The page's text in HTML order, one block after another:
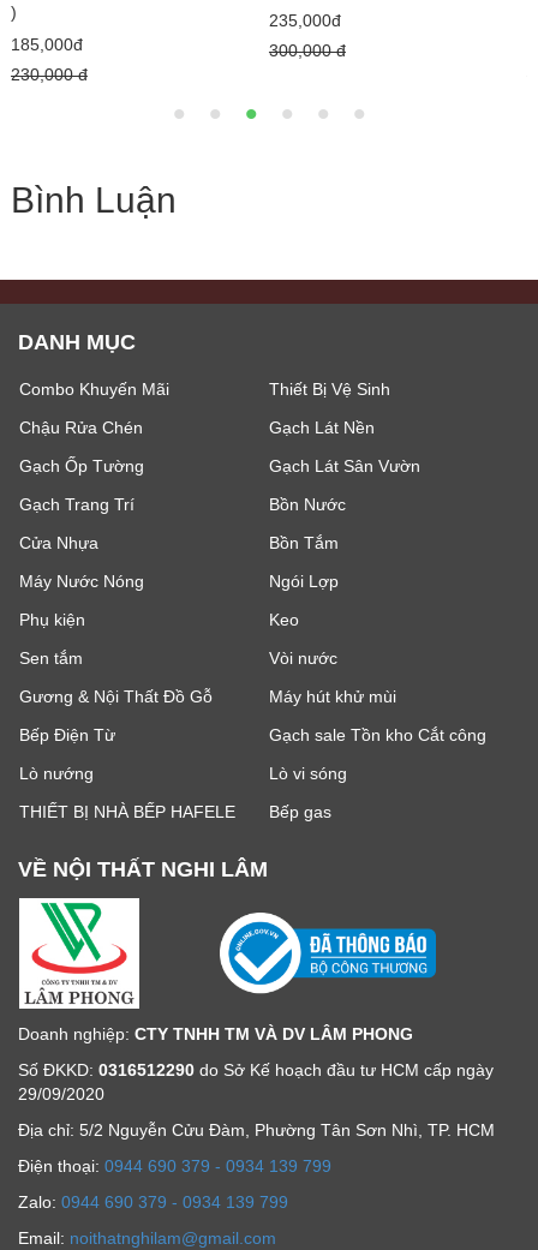
)
185,000đ
230,000 đ
235,000đ
300,000 đ
Bình Luận
DANH MỤC
Combo Khuyến Mãi
Thiết Bị Vệ Sinh
Chậu Rửa Chén
Gạch Lát Nền
Gạch Ốp Tường
Gạch Lát Sân Vườn
Gạch Trang Trí
Bồn Nước
Cửa Nhựa
Bồn Tắm
Máy Nước Nóng
Ngói Lợp
Phụ kiện
Keo
Sen tắm
Vòi nước
Gương & Nội Thất Đồ Gỗ
Máy hút khử mùi
Bếp Điện Từ
Gạch sale Tồn kho Cắt công
Lò nướng
Lò vi sóng
THIẾT BỊ NHÀ BẾP HAFELE
Bếp gas
VỀ NỘI THẤT NGHI LÂM
Doanh nghiệp: CTY TNHH TM VÀ DV LÂM PHONG
Số ĐKKD: 0316512290 do Sở Kế hoạch đầu tư HCM cấp ngày
29/09/2020
Địa chỉ: 5/2 Nguyễn Cửu Đàm, Phường Tân Sơn Nhì, TP. HCM
Ðiện thoại: 0944 690 379 - 0934 139 799
Zalo: 0944 690 379 - 0934 139 799
Email: noithatnghilam@gmail.com